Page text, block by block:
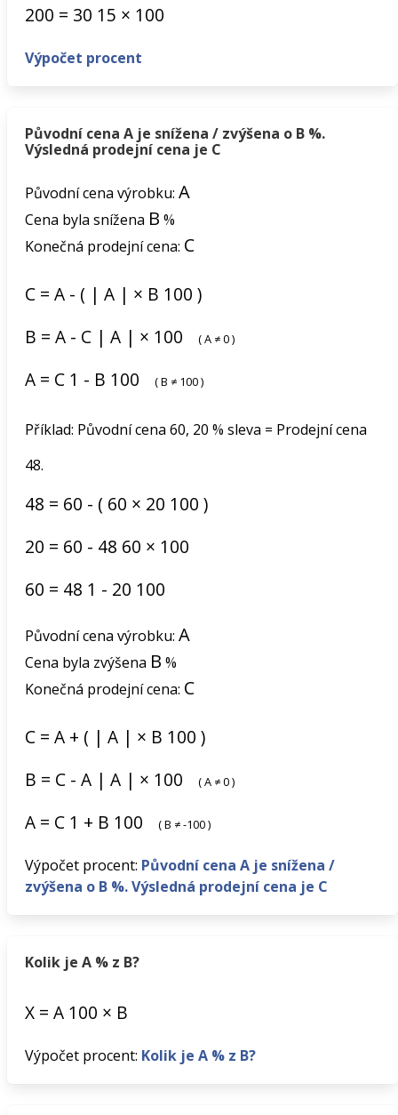
200 = 30 15 × 100
Výpočet procent
Původní cena A je snížena / zvýšena o B %.
Výsledná prodejní cena je C
Původní cena výrobku: A
Cena byla snížena B %
Konečná prodejní cena: C
C = A - ( | A | × B 100 )
B = A - C | A | × 100 (A ≠0)
A = C 1 - B 100 (B ≠ 100)
Příklad: Původní cena 60, 20 % sleva = Prodejní cena
48.
48 = 60 - ( 60 × 20 100 )
20 = 60 - 48 60 × 100
60 = 48 1 - 20 100
Původní cena výrobku: A
Cena byla zvýšena B %
Konečná prodejní cena: C
C = A + ( | A | × B 100 )
B = C - A | A | × 100 (A ≠0)
A = C 1 + B 100 (B ≠-100)
Výpočet procent: Původní cena A je snížena /
zvýšena o B %. Výsledná prodejní cena je C
Kolik je A % z B?
X = A 100 × B
Výpočet procent: Kolik je A % z B?